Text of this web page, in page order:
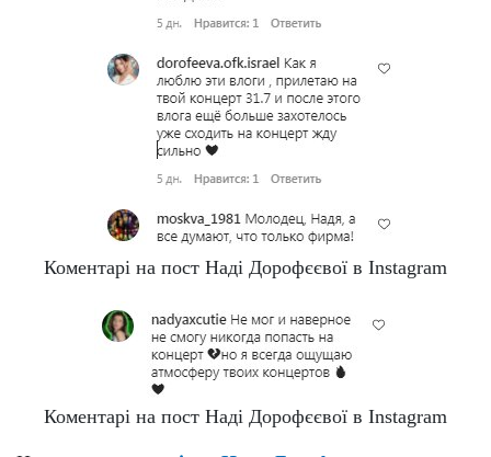
Коментарі на пост Наді Дорофєєвої в Instagram
Коментарі на пост Наді Дорофєєвої в Instagram